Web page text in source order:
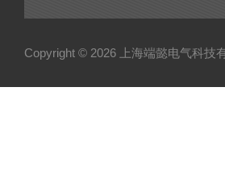
Copyright © 2026 上海端懿电气科技